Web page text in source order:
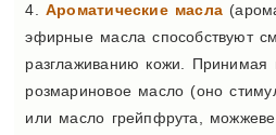
4.Ароматические масла
эфирные масла способствуют
разглаживанию кожи. Принимая
розмариновое масло (оно
или масло грейпфрута,